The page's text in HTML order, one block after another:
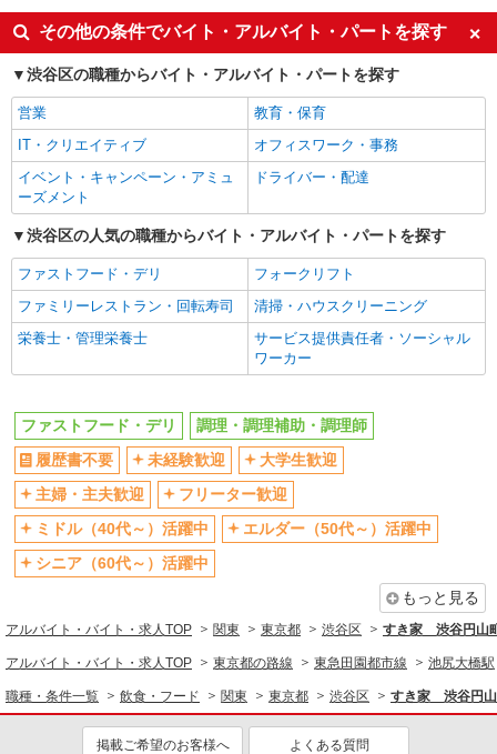
履歴書不要
未経験歓迎
大学生歓迎
主婦・主夫歓迎
フリーター歓迎
ミドル（40代～）活躍中
エルダー（50代～）活躍中
シニア（60代～）活躍中
週2～3日勤務OK
短時間勤務（1日4h以内）OK
深夜
扶養内勤務OK
交通費支給
社会保険あり
まかない・食事補助
社割・特典あり
制服貸与
研修制度あり
社員登用あり
高収入・高額
同じ職種から求人を探す
ファストフード・デリ
調理・調理補助・調理師
同じ特徴から求人を探す
未経験歓迎
大学生歓迎
ミドル（40代～）活躍中
週2～3日勤務OK
短時間勤務（1日4h以内）OK
社会保険あり
まかない・食事補助
社員登用あり
その他の条件でバイト・アルバイト・パートを探す
渋谷区の職種からバイト・アルバイト・パートを探す
営業
教育・保育
IT・クリエイティブ
オフィスワーク・事務
イベント・キャンペーン・アミュ
ーズメント
ドライバー・配達
渋谷区の人気の職種からバイト・アルバイト・パートを探す
ファストフード・デリ
フォークリフト
ファミリーレストラン・回転寿司
清掃・ハウスクリーニング
栄養士・管理栄養士
サービス提供責任者・ソーシャル
ワーカー
ファストフード・デリ
調理・調理補助・調理師
履歴書不要
未経験歓迎
大学生歓迎
主婦・主夫歓迎
フリーター歓迎
ミドル（40代～）活躍中
エルダー（50代～）活躍中
シニア（60代～）活躍中
もっと見る
アルバイト・バイト・求人TOP 関東 東京都 渋谷区 すき家 渋谷円山
アルバイト・バイト・求人TOP 東京都の路線 東急田園都市線 池尻大橋駅
職種・条件一覧 飲食・フード 関東 東京都 渋谷区 すき家 渋谷円山
掲載ご希望のお客様へ よくある質問